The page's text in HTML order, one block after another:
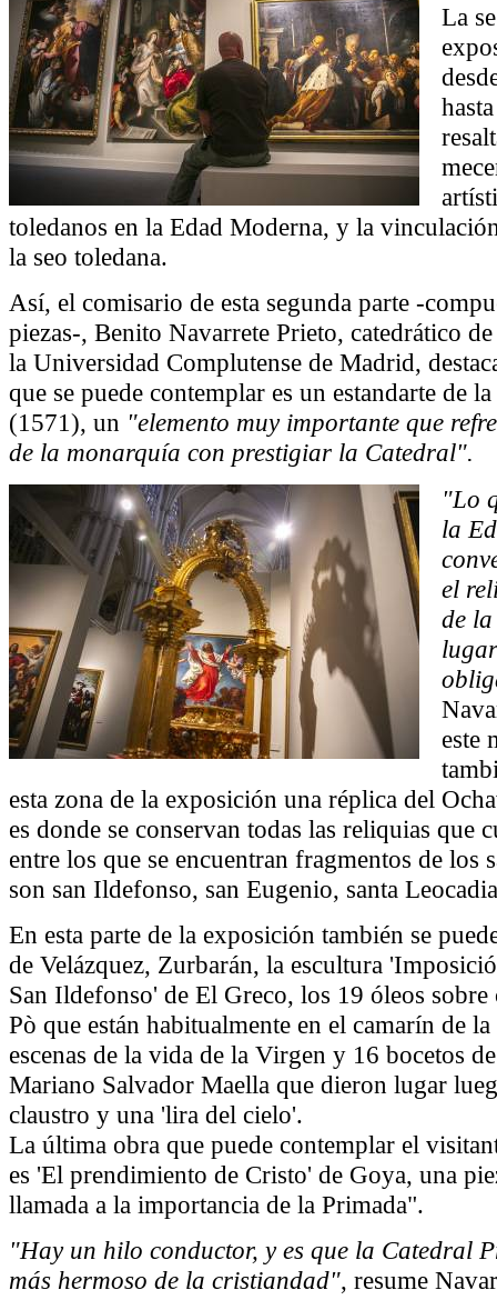
La
toledanos en la Edad Moderna, y la
la seo toledana.
Así, el comisario de esta segunda parte -
piezas-, Benito Navarrete Prieto, catedrático
la Universidad Complutense de Madrid,
que se puede contemplar es un estandarte de
(1571), un "elemento muy importante que
de la monarquía con prestigiar la Catedral".
"Lo
la
el
de
este
esta zona de la exposición una réplica del
es donde se conservan todas las reliquias que
entre los que se encuentran fragmentos de los
son san Ildefonso, san Eugenio, santa
En esta parte de la exposición también se
de Velázquez, Zurbarán, la escultura
San Ildefonso' de El Greco, los 19 óleos
Pò que están habitualmente en el camarín de
escenas de la vida de la Virgen y 16 bocetos
Mariano Salvador Maella que dieron lugar
claustro y una 'lira del cielo'.
La última obra que puede contemplar el
es 'El prendimiento de Cristo' de Goya, una
llamada a la importancia de la Primada".
"Hay un hilo conductor, y es que la Catedral
más hermoso de la cristiandad", resume